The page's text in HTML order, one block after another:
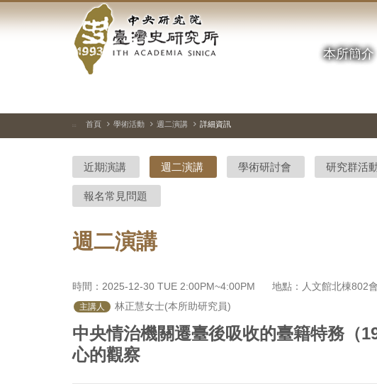
到
中
央
研
院-
臺
灣
史
研
所-
首
頁
本所簡介
::: 首頁 學術活動 週二演講 詳細資訊
近期演講 週二演講 學術研討會 研究群活
報名常見問題
週二演講
時間：2025-12-30 TUE 2:00PM~4:00PM 地點：人文館北棟802
主講人 林正慧女士(本所助研究員)
中央情治機關遷臺後吸收的臺籍特務（
心的觀察